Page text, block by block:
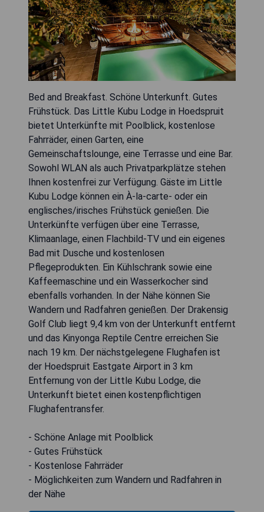
Bed and Breakfast. Schöne Unterkunft. Gutes
Frühstück. Das Little Kubu Lodge in Hoedspruit
bietet Unterkünfte mit Poolblick, kostenlose
Fahrräder, einen Garten, eine
Gemeinschaftslounge, eine Terrasse und eine Bar.
Sowohl WLAN als auch Privatparkplätze stehen
Ihnen kostenfrei zur Verfügung. Gäste im Little
Kubu Lodge können ein À-la-carte- oder ein
englisches/irisches Frühstück genießen. Die
Unterkünfte verfügen über eine Terrasse,
Klimaanlage, einen Flachbild-TV und ein eigenes
Bad mit Dusche und kostenlosen
Pflegeprodukten. Ein Kühlschrank sowie eine
Kaffeemaschine und ein Wasserkocher sind
ebenfalls vorhanden. In der Nähe können Sie
Wandern und Radfahren genießen. Der Drakensig
Golf Club liegt 9,4 km von der Unterkunft entfernt
und das Kinyonga Reptile Centre erreichen Sie
nach 19 km. Der nächstgelegene Flughafen ist
der Hoedspruit Eastgate Airport in 3 km
Entfernung von der Little Kubu Lodge, die
Unterkunft bietet einen kostenpflichtigen
Flughafentransfer.
- Schöne Anlage mit Poolblick
- Gutes Frühstück
- Kostenlose Fahrräder
- Möglichkeiten zum Wandern und Radfahren in
der Nähe